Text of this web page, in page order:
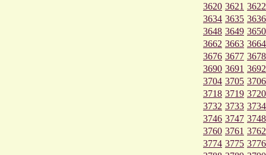
3620 3621 3622
3634 3635 3636
3648 3649 3650
3662 3663 3664
3676 3677 3678
3690 3691 3692
3704 3705 3706
3718 3719 3720
3732 3733 3734
3746 3747 3748
3760 3761 3762
3774 3775 3776